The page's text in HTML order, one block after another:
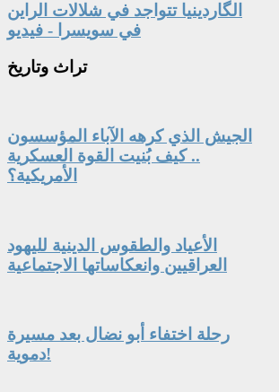
الگاردينيا تتواجد في شلالات الراين
في سويسرا - فيديو
تراث وتاريخ
الجيش الذي كرهه الآباء المؤسسون
.. كيف بُنيت القوة العسكرية
الأمريكية؟
الأعياد والطقوس الدينية لليهود
العراقيين وانعكاساتها الاجتماعية
رحلة اختفاء أبو نضال بعد مسيرة
دموية!